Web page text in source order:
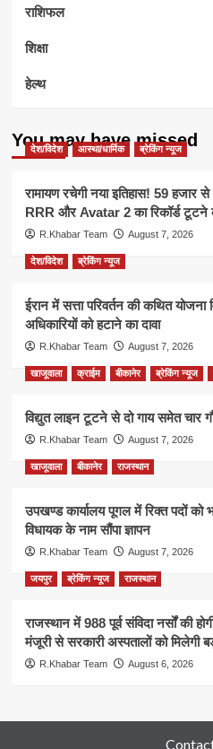
राशिफल
शिक्षा
हेल्थ
You may have missed
देश/विदेश आस्था/धार्मिक ब्रेकिंग न्यूज
रामायण रचेगी नया इतिहास! 59 हजार से
RRR और Avatar 2 का रिकॉर्ड टूटने
R.Khabar Team August 7, 2026
देश/विदेश ब्रेकिंग न्यूज
ईरान में सत्ता परिवर्तन की कथित योजना
अधिकारियों को हटाने का दावा
R.Khabar Team August 7, 2026
खाजूवाला क्राईम बीकानेर ब्रेकिंग न्यूज
विद्युत लाइन टूटने से दो गाय समेत चार
R.Khabar Team August 7, 2026
खाजूवाला बीकानेर राजस्थान
उपखण्ड कार्यालय पूगल में रिक्त पदों
विधायक के नाम सौंपा ज्ञापन
R.Khabar Team August 7, 2026
जयपुर ब्रेकिंग न्यूज राजस्थान
राजस्थान में 988 पूर्व संविदा नर्सों की
मंजूरी से सरकारी अस्पतालों को मिलेगी
R.Khabar Team August 6, 2026